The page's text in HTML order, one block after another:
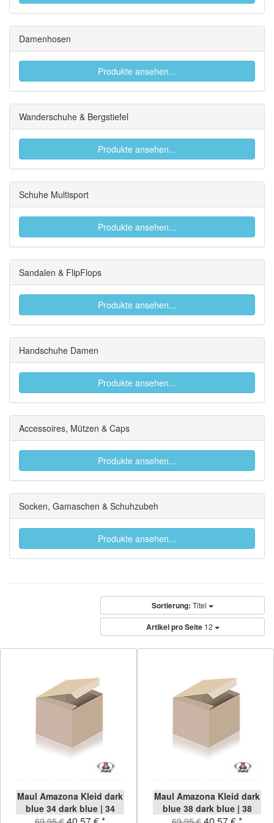
Damenhosen
Produkte ansehen...
Wanderschuhe & Bergstiefel
Produkte ansehen...
Schuhe Multisport
Produkte ansehen...
Sandalen & FlipFlops
Produkte ansehen...
Handschuhe Damen
Produkte ansehen...
Accessoires, Mützen & Caps
Produkte ansehen...
Socken, Gamaschen & Schuhzubeh
Produkte ansehen...
Sortierung: Titel
Artikel pro Seite 12
Maul Amazona Kleid dark
blue 34 dark blue | 34
Maul Amazona Kleid dark
blue 38 dark blue | 38